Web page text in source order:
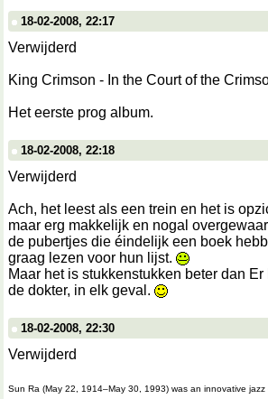
18-02-2008, 22:17
Verwijderd
King Crimson - In the Court of the
Het eerste prog album.
18-02-2008, 22:18
Verwijderd
Ach, het leest als een trein en het is
maar erg makkelijk en nogal
de pubertjes die éindelijk een boek
graag lezen voor hun lijst.
Maar het is stukkenstukken beter dan
de dokter, in elk geval.
18-02-2008, 22:30
Verwijderd
Sun Ra (May 22, 1914–May 30, 1993) was an innovative